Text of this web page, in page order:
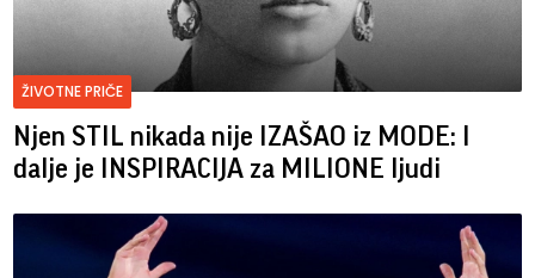
ŽIVOTNE PRIČE
Njen STIL nikada nije IZAŠAO iz MODE: I
dalje je INSPIRACIJA za MILIONE ljudi